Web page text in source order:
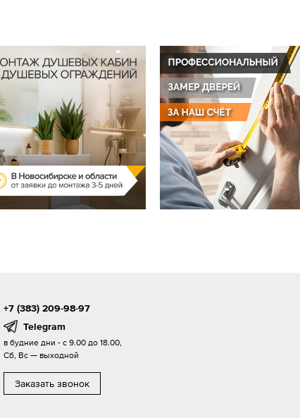
+7 (383) 209-98-97
Telegram
в будние дни - с 9.00 до 18.00,
Сб, Вс — выходной
Заказать звонок